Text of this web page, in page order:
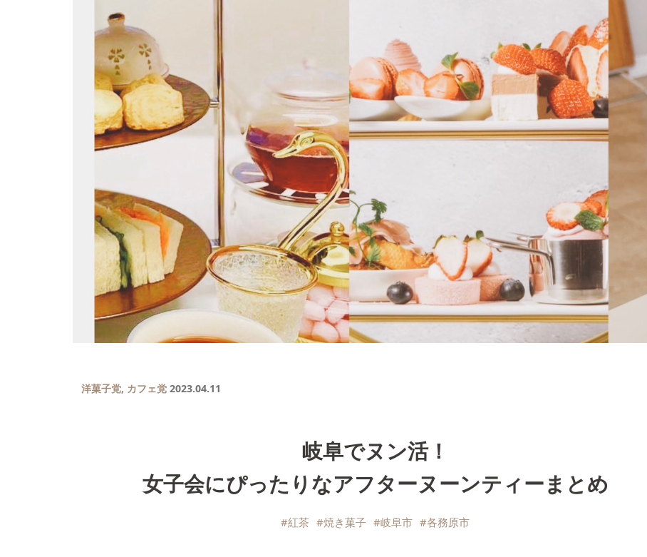
洋菓子党, カフェ党 2023.04.11
岐阜でヌン活！
女子会にぴったりなアフターヌーンティーまとめ
#紅茶 #焼き菓子 #岐阜市 #各務原市